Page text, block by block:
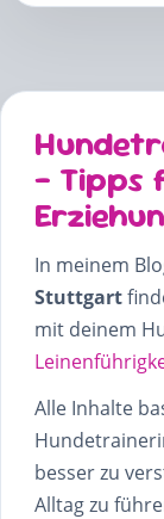
– Tipps
In meinem
Stuttgart
mit deinem
Alle Inhalte
besser zu
Alltag zu